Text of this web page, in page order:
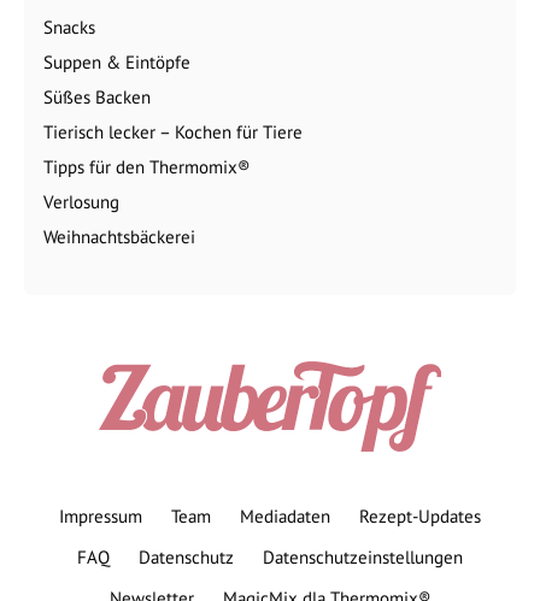
Snacks
Suppen & Eintöpfe
Süßes Backen
Tierisch lecker – Kochen für Tiere
Tipps für den Thermomix®
Verlosung
Weihnachtsbäckerei
Impressum Team Mediadaten
Rezept-Updates
FAQ
Datenschutz
Datenschutzeinstellungen